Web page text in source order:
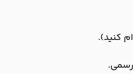
کنید).
رسمی.